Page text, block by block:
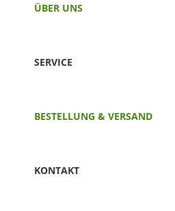
ÜBER UNS
SERVICE
BESTELLUNG & VERSAND
KONTAKT